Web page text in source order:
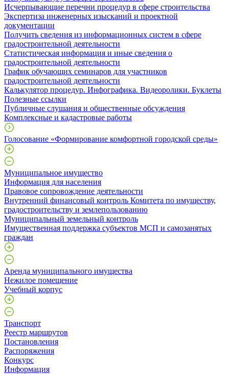
Исчерпывающие перечни процедур в сфере строительства
Экспертиза инженерных изысканий и проектной
документации
Получить сведения из информационных систем в сфере
градостроительной деятельности
Статистическая информация и иные сведения о
градостроительной деятельности
График обучающих семинаров для участников
градостроительной деятельности
Калькулятор процедур. Инфографика. Видеоролики. Буклеты
Полезные ссылки
Публичные слушания и общественные обсуждения
Комплексные и кадастровые работы
Голосование «Формирование комфортной городской среды»
Муниципальное имущество
Информация для населения
Правовое сопровождение деятельности
Внутренний финансовый контроль Комитета по имуществу,
градостроительству и землепользованию
Муниципальный земельный контроль
Имущественная поддержка субъектов МСП и самозанятых
граждан
Аренда муниципального имущества
Нежилое помещение
Учебный корпус
Транспорт
Реестр маршрутов
Постановления
Распоряжения
Конкурс
Информация